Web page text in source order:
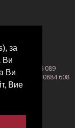
за
Ви
Ви
Вие
моб. 0889 086 089
530 800, моб. 0884 608